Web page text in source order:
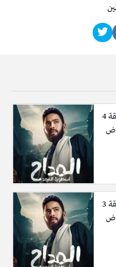
مشاهدة مسلسل المداح 5 الحلقة 4
مشاهدة مسلسل المداح 5 الحلقة 3